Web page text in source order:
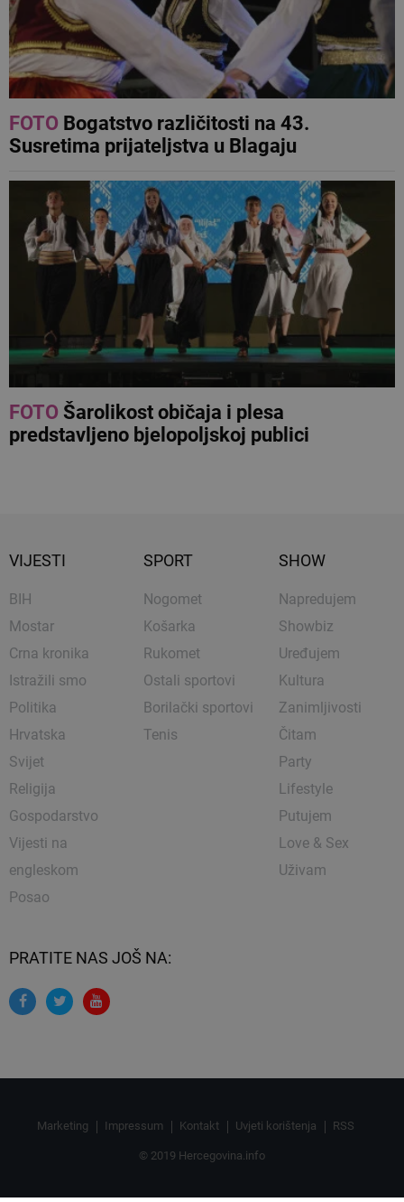
FOTOBogatstvo različitosti na 43.
Susretima prijateljstva u Blagaju
FOTOŠarolikost običaja i plesa
predstavljeno bjelopoljskoj publici
VIJESTI
BIH
Mostar
Crna kronika
Istražili smo
Politika
Hrvatska
Svijet
Religija
Gospodarstvo
Vijesti na
engleskom
Posao
SPORT
Nogomet
Košarka
Rukomet
Ostali sportovi
Borilački sportovi
Tenis
SHOW
Napredujem
Showbiz
Uređujem
Kultura
Zanimljivosti
Čitam
Party
Lifestyle
Putujem
Love & Sex
Uživam
PRATITE NAS JOŠ NA:
Marketing Impressum Kontakt Uvjeti korištenja RSS
© 2019 Hercegovina.info